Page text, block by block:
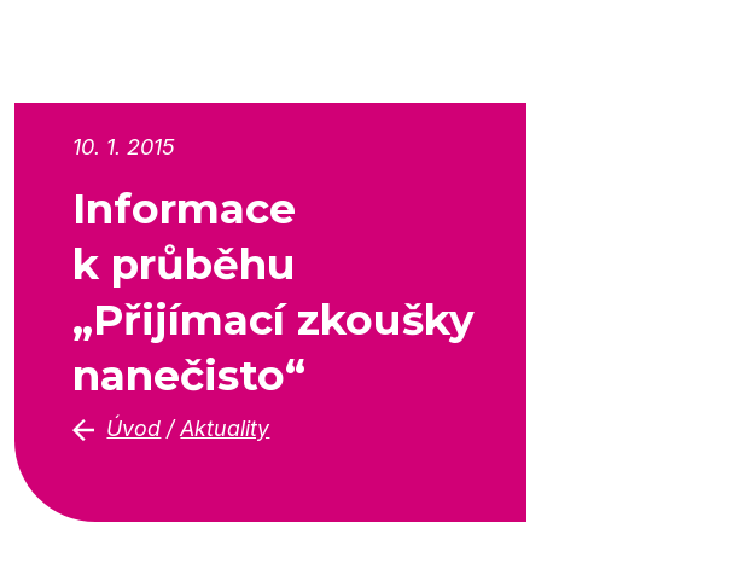
10. 1. 2015
Informace
k průběhu
„Přijímací zkoušky
nanečisto“
Úvod /Aktuality